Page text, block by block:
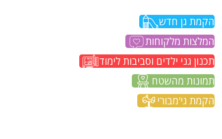
הקמת גן חדש
המלצות מלקוחות
תכנון גני ילדים וסביבות לימוד
תמונות מהשטח
הקמת גי'מבורי